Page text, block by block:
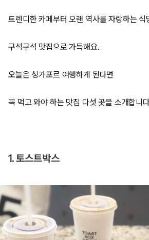
트렌디한 카페부터 오랜 역사를 자랑하는 식
구석구석 맛집으로 가득해요.
오늘은 싱가포르 여행하게 된다면
꼭 먹고 와야 하는 맛집 다섯 곳을 소개합니
1. 토스트박스